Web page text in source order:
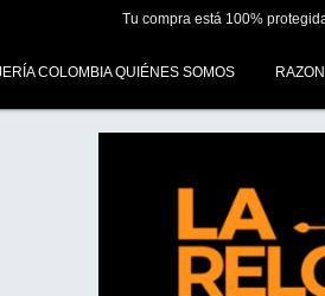
Tu compra está 100%
COLOMBIA QUIÉNES SOMOS